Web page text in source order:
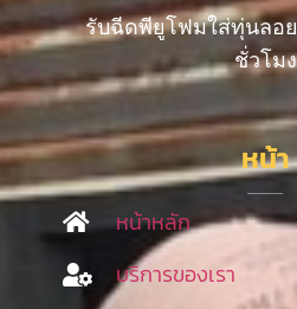
รับฉีดพียูโฟมใส่ทุ่นลอ
ชั่วโมง
หน้า
หน้าหลัก
บริการของเรา